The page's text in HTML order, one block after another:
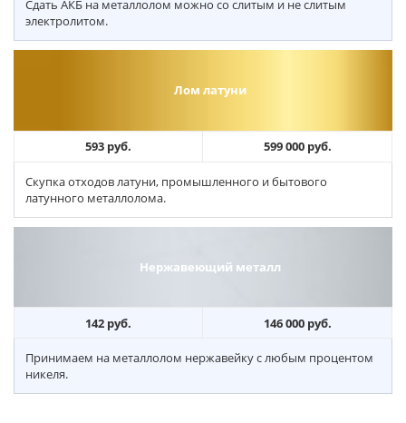
Сдать АКБ на металлолом можно со слитым и не слитым
электролитом.
Лом латуни
593 руб. 599 000 руб.
Скупка отходов латуни, промышленного и бытового
латунного металлолома.
Нержавеющий металл
142 руб. 146 000 руб.
Принимаем на металлолом нержавейку с любым процентом
никеля.